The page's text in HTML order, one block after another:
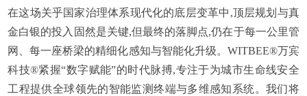
在这场关乎国家治理体系现代化的底层变革中,顶层规划与真
金白银的投入固然是关键,但最终的落脚点,仍在于每一公里管
网、每一座桥梁的精细化感知与智能化升级。WITBEE®万宾
科技®紧握“数字赋能”的时代脉搏,专注于为城市生命线安全
工程提供全球领先的智能监测终端与多维感知系统。我们将